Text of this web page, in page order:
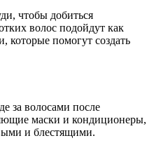
чтобы добиться
волос подойдут как
которые помогут создать
за волосами после
маски и кондиционеры,
и блестящими.